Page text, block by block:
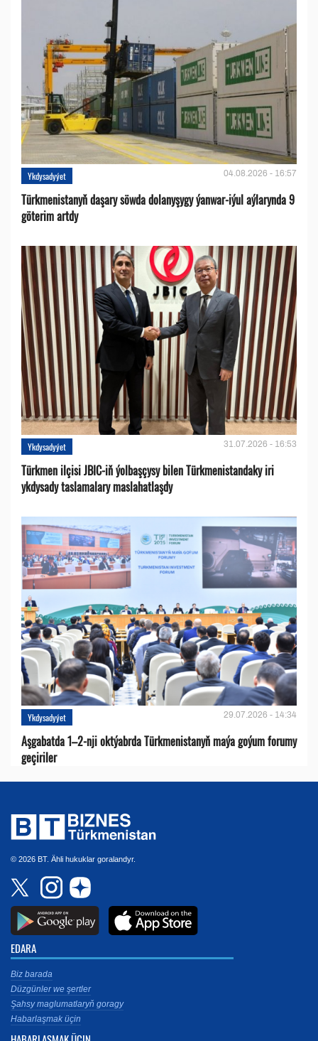
Ykdysadyýet 04.08.2026 - 16:57
Türkmenistanyň daşary söwda dolanyşygy ýanwar-iýul aýlarynda 9
göterim artdy
Ykdysadyýet 31.07.2026 - 16:53
Türkmen ilçisi JBIC-iň ýolbaşçysy bilen Türkmenistandaky iri
ykdysady taslamalary maslahatlaşdy
Ykdysadyýet 29.07.2026 - 14:34
Aşgabatda 1–2-nji oktýabrda Türkmenistanyň maýa goýum forumy
geçiriler
© 2026 BT. Ähli hukuklar goralandyr.
EDARA
Biz barada
Düzgünler we şertler
Şahsy maglumatlaryň goragy
Habarlaşmak üçin